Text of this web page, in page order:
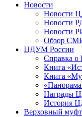
Новости
Новости
Новости
Новости
Обзор
ЦДУМ России
Справка
Книга
Книга
Награды
История
Верховный